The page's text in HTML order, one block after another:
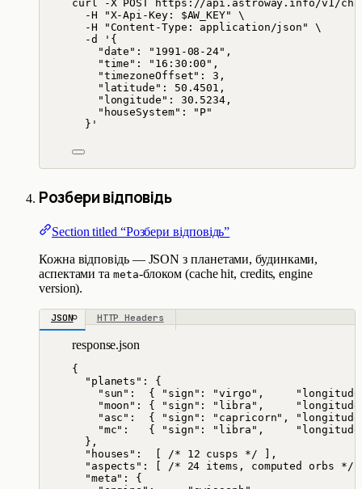
curl -X POST
https://api.astroway.info/v1/
-H
"X-Api-Key: $AW_KEY"
\
-H
"Content-Type: application/json "
\
-d
' {
"date": "1991-08-24",
"time": "16:30:00",
"timezoneOffset": 3,
"latitude": 50.4501,
"longitude": 30.5234,
"houseSystem": "P"
} '
Розбери відповідь
Section titled “Розбери відповідь”
Кожна відповідь — JSON з планетами, будинками,
аспектами та meta-блоком (cache hit, credits, engine
version).
JSON HTTP Headers
response.json
{
"planets" : {
"sun" :  { "sign" : "virgo " ,
"moon" : { "sign" : " libra " ,
"asc" :  { "sign" : " capricorn" ,
"mc" :   { "sign" : " libra " ,
},
"houses" :  [ /* 12 cusps */ ],
"aspects" : [ /* 24 items, computed orbs */
"meta" : {